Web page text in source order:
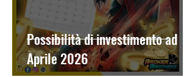
Possibilità di investimento ad
Aprile 2026